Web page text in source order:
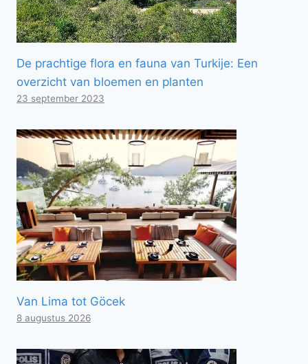
De prachtige flora en fauna van Turkije: Een
overzicht van bloemen en planten
23 september 2023
Van Lima tot Göcek
8 augustus 2026